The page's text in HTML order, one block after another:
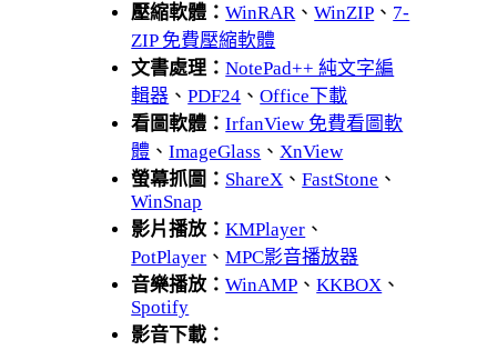
壓縮軟體：WinRAR 、WinZIP 、 7-
ZIP 免費壓縮軟體
文書處理：NotePad++ 純文字編
輯器 、PDF24 、Office下載
看圖軟體：IrfanView 免費看圖軟
體 、ImageGlass 、 XnView
螢幕抓圖： ShareX 、FastStone 、
WinSnap
影片播放：KMPlayer 、
PotPlayer 、MPC影音播放器
音樂播放：WinAMP 、KKBOX 、
Spotify
影音下載：